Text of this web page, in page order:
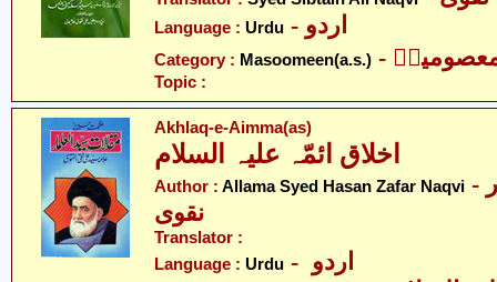
Language : Urdu - اردو
Category : Masoomeen(a.s.) معصومینؑ
Topic :
Akhlaq-e-Aimma(as)
Author : Allama Syed Hasan Zafar Naqvi - علامہ سیّد حسن ظفر
نقوی
Translator :
Language : Urdu